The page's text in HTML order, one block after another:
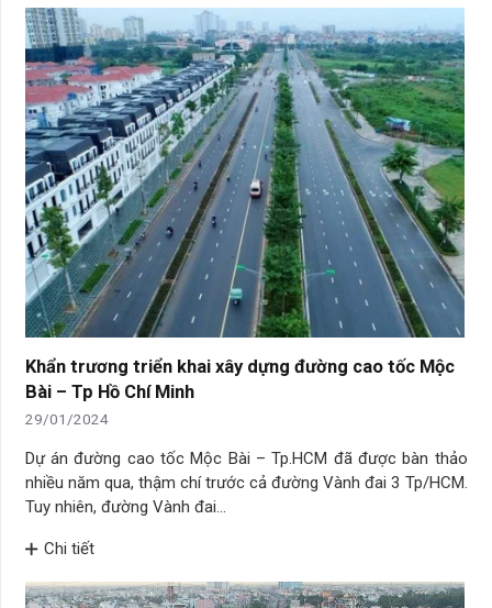
Khẩn trương triển khai xây dựng đường cao tốc Mộc
Bài – Tp Hồ Chí Minh
29/01/2024
Dự án đường cao tốc Mộc Bài – Tp.HCM đã được bàn thảo
nhiều năm qua, thậm chí trước cả đường Vành đai 3 Tp/HCM.
Tuy nhiên, đường Vành đai…
Chi tiết